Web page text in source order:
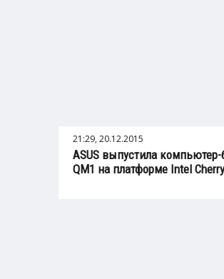
21:29, 20.12.2015
ASUS выпустила компьютер-
QM1 на платформе Intel